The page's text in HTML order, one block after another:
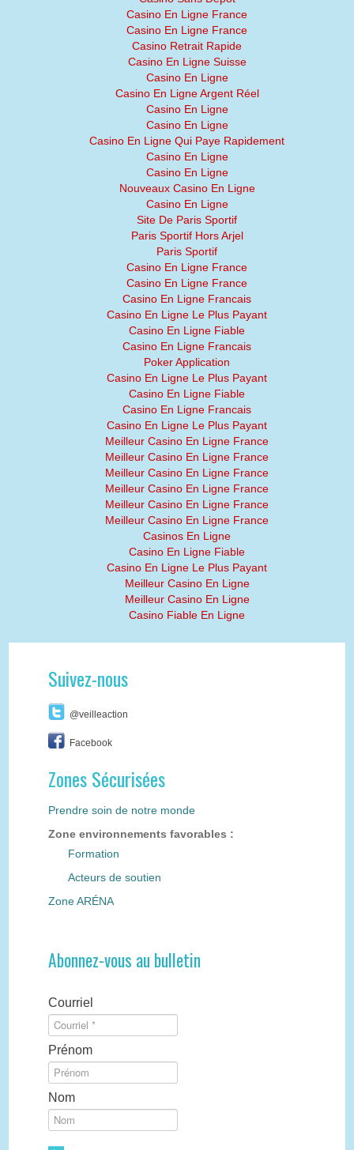
Casino En Ligne France
Casino En Ligne France
Casino Retrait Rapide
Casino En Ligne Suisse
Casino En Ligne
Casino En Ligne Argent Réel
Casino En Ligne
Casino En Ligne
Casino En Ligne Qui Paye Rapidement
Casino En Ligne
Casino En Ligne
Nouveaux Casino En Ligne
Casino En Ligne
Site De Paris Sportif
Paris Sportif Hors Arjel
Paris Sportif
Casino En Ligne France
Casino En Ligne France
Casino En Ligne Francais
Casino En Ligne Le Plus Payant
Casino En Ligne Fiable
Casino En Ligne Francais
Poker Application
Casino En Ligne Le Plus Payant
Casino En Ligne Fiable
Casino En Ligne Francais
Casino En Ligne Le Plus Payant
Meilleur Casino En Ligne France
Meilleur Casino En Ligne France
Meilleur Casino En Ligne France
Meilleur Casino En Ligne France
Meilleur Casino En Ligne France
Meilleur Casino En Ligne France
Casinos En Ligne
Casino En Ligne Fiable
Casino En Ligne Le Plus Payant
Meilleur Casino En Ligne
Meilleur Casino En Ligne
Casino Fiable En Ligne
Suivez-nous
@veilleaction
Facebook
Zones Sécurisées
Prendre soin de notre monde
Zone environnements favorables :
Formation
Acteurs de soutien
Zone ARÉNA
Abonnez-vous au bulletin
Courriel
Prénom
Nom